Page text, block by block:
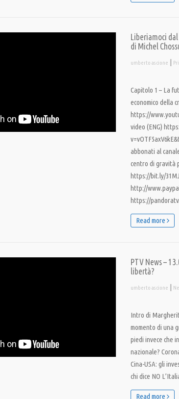
Liberiamoci
di Michel
umberto ascione |
Capitolo 1 – La
economico della
https://
video (ENG)
abbonati al
centro di gravità
https://bit.ly/
http://
https://
Read more
PTV News –
libertà?
umberto ascione |
Intro di
momento di una
piedi invece che
nazionale?
Cina-USA: gli
chi dice NO
Read more